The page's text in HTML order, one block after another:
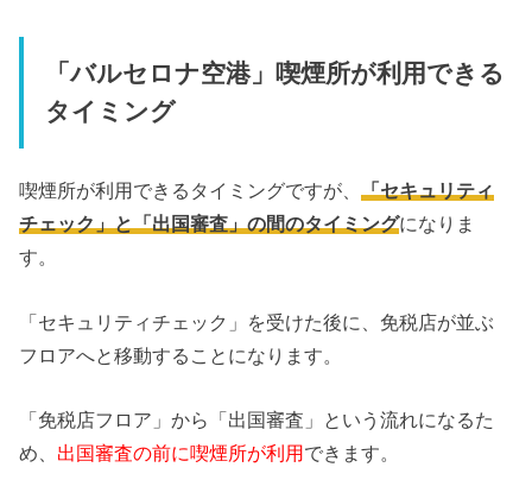
「バルセロナ空港」喫煙所が利用できる
タイミング
喫煙所が利用できるタイミングですが、「セキュリティ
チェック」と「出国審査」の間のタイミングになりま
す。
「セキュリティチェック」を受けた後に、免税店が並ぶ
フロアへと移動することになります。
「免税店フロア」から「出国審査」という流れになるた
め、 出国審査の前に喫煙所が利用できます。